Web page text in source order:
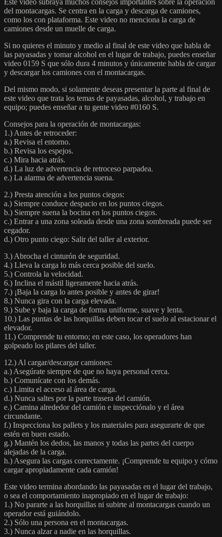
Este video subraya muchos consejos importantes sobre la operación
del montacargas. Se centra en la carga y descarga de camiones,
como los con plataforma. Este video no menciona la carga de
camiones desde un muelle de carga.
Si no quieres el minuto y medio al final de este video que habla de
las payasadas y tomar alcohol en el lugar de trabajo, puedes enseñar
video 0159 S que sólo dura 4 minutos y únicamente habla de cargar
y descargar los camiones con el montacargas.
Del mismo modo, si solamente deseas presentar la parte al final de
este video que trata los temas de payasadas, alcohol, y trabajo en
equipo; puedes enseñar a tu gente video #0160 S.
Consejos para la operación de montacargas:
1.) Antes de retroceder:
a.) Revisa el entorno.
b.) Revisa los espejos.
c.) Mira hacia atrás.
d.) La luz de advertencia de retroceso parpadea.
e.) La alarma de advertencia suena.
2.) Presta atención a los puntos ciegos:
a.) Siempre conduce despacio en los puntos ciegos.
b.) Siempre suena la bocina en los puntos ciegos.
c.) Entrar a una zona soleada desde una zona sombreada puede ser
cegador.
d.) Otro punto ciego: Salir del taller al exterior.
3.) Abrocha el cinturón de seguridad.
4.) Lleva la carga lo más cerca posible del suelo.
5.) Controla la velocidad.
6.) Inclina el mástil ligeramente hacia atrás.
7.) ¡Baja la carga lo antes posible y antes de girar!
8.) Nunca gira con la carga elevada.
9.) Sube y baja la carga de forma uniforme, suave y lenta.
10.) Las puntas de las horquillas deben tocar el suelo al estacionar el
elevador.
11.) Comprende tu entorno; en este caso, los operadores han
golpeado los pilares del taller.
12.) Al cargar/descargar camiones:
a.) Asegúrate siempre de que no haya personal cerca.
b.) Comunícate con los demás.
c.) Limita el acceso al área de carga.
d.) Nunca saltes por la parte trasera del camión.
e.) Camina alrededor del camión e inspecciónalo y el área
circundante.
f.) Inspecciona los pallets y los materiales para asegurarte de que
estén en buen estado.
g.) Mantén los dedos, las manos y todas las partes del cuerpo
alejadas de la carga.
h.) Asegura las cargas correctamente. ¡Comprende tu equipo y cómo
cargar apropiadamente cada camión!
Este video termina abordando las payasadas en el lugar del trabajo,
o sea el comportamiento inapropiado en el lugar de trabajo:
1.) No pararte a las horquillas ni subirte al montacargas cuando un
operador está guiándolo.
2.) Sólo una persona en el montacargas.
3.) Nunca alzar a nadie en las horquillas.